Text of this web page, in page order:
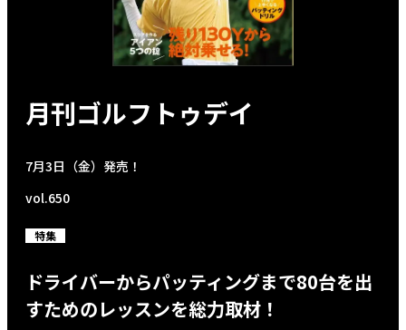
月刊ゴルフトゥデイ
7月3日（金）発売！
vol.650
特集
ドライバーからパッティングまで80台を出
すためのレッスンを総力取材！